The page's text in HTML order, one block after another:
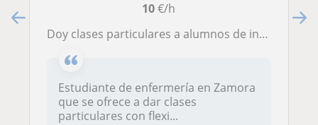
10€/h
Doy clases particulares a alumnos de infantil, primaria y ESO
Estudiante de enfermería en Zamora
que se ofrece a dar clases
particulares con flexi...